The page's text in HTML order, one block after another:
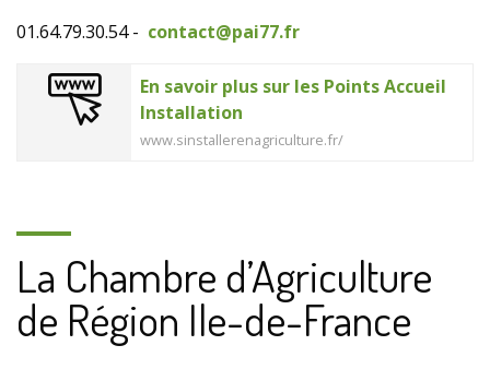
01.64.79.30.54 - contact@pai77.fr
En savoir plus sur les Points Accueil
Installation
www.sinstallerenagriculture.fr/
La Chambre d’Agriculture
de Région Ile-de-France